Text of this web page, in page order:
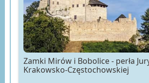
Zamki Mirów i Bobolice - perła
Krakowsko-Częstochowskiej